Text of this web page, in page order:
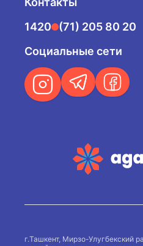
1420
(71) 205 80 20
Социальные сети
г.Ташкент, Мирзо-Улугбекский